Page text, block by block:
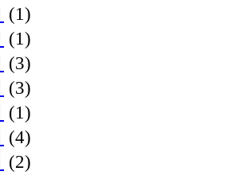
(1)
(1)
(3)
(3)
(1)
(4)
(2)